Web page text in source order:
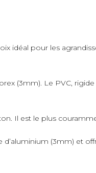
idéal pour les
(3mm). Le PVC,
Il est le plus
(3mm) et